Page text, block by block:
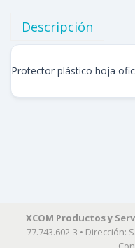
Descripción
Protector plástico hoja
XCOM Productos y
77.743.602-3 • Dirección: